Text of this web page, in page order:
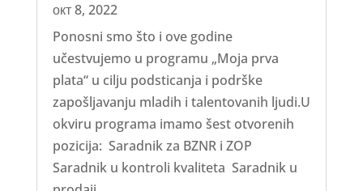
окт 8, 2022
Ponosni smo što i ove godine
učestvujemo u programu „Moja prva
plata“ u cilju podsticanja i podrške
zapošljavanju mladih i talentovanih ljudi.U
okviru programa imamo šest otvorenih
pozicija: Saradnik za BZNR i ZOP
Saradnik u kontroli kvaliteta Saradnik u